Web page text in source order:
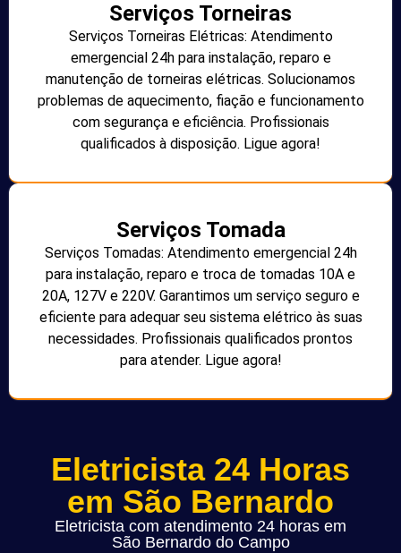
Serviços Torneiras
Serviços Torneiras Elétricas: Atendimento
emergencial 24h para instalação, reparo e
manutenção de torneiras elétricas. Solucionamos
problemas de aquecimento, fiação e funcionamento
com segurança e eficiência. Profissionais
qualificados à disposição. Ligue agora!
Serviços Tomada
Serviços Tomadas: Atendimento emergencial 24h
para instalação, reparo e troca de tomadas 10A e
20A, 127V e 220V. Garantimos um serviço seguro e
eficiente para adequar seu sistema elétrico às suas
necessidades. Profissionais qualificados prontos
para atender. Ligue agora!
Eletricista 24 Horas
em São Bernardo
Eletricista com atendimento 24 horas em
São Bernardo do Campo